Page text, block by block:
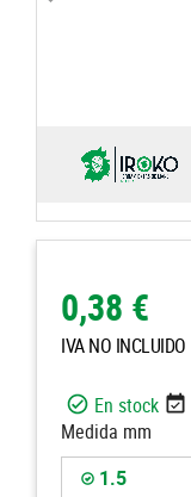
0,38 €
IVA NO INCLUIDO
En stock
Medida mm
1.5